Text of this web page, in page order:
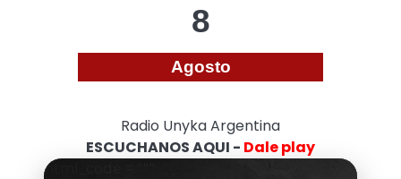
8
Agosto
Radio Unyka Argentina
ESCUCHANOS AQUI - Dale play